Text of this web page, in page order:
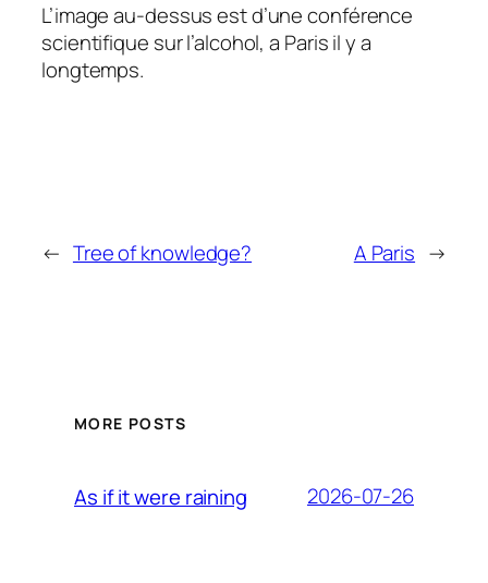
L’image au-dessus est d’une conférence
scientifique sur l’alcohol, a Paris il y a
longtemps.
← Tree of knowledge? A Paris →
MORE POSTS
As if it were raining 2026-07-26